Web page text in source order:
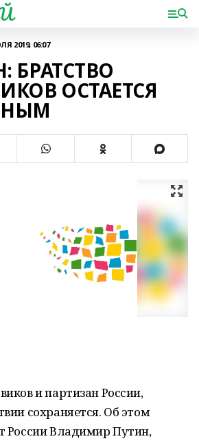
2019, 06:07
БРАТСТВО
ОСТАЕТСЯ
и партизан России,
сохраняется. Об этом
России Владимир Путин,